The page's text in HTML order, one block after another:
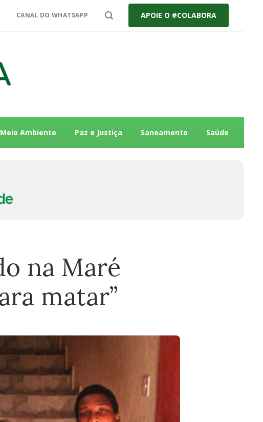
CANAL DO WHATSAPP APOIE O #COLABORA
Meio Ambiente Paz e Justiça Saneamento Saúde
na Maré
matar”